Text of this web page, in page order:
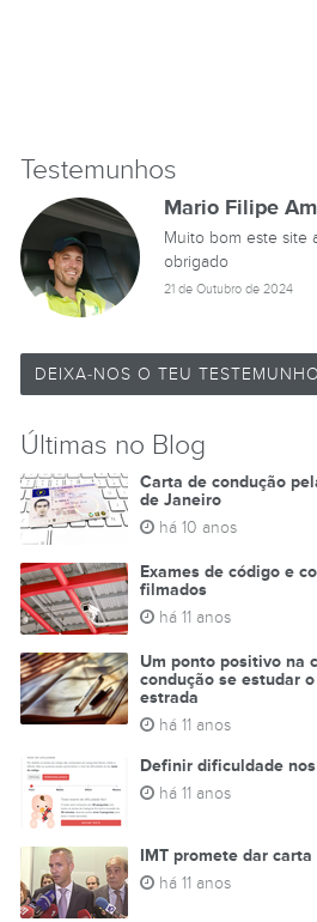
Testemunhos
Mario Filipe
Muito bom este site
obrigado
21 de Outubro de 2024
DEIXA-NOS O TEU TESTEMUNHO
Últimas no Blog
Carta de condução
de Janeiro
há 10 anos
Exames de código e
filmados
há 11 anos
Um ponto positivo na
condução se estudar
estrada
há 11 anos
Definir dificuldade
há 11 anos
IMT promete dar
há 11 anos